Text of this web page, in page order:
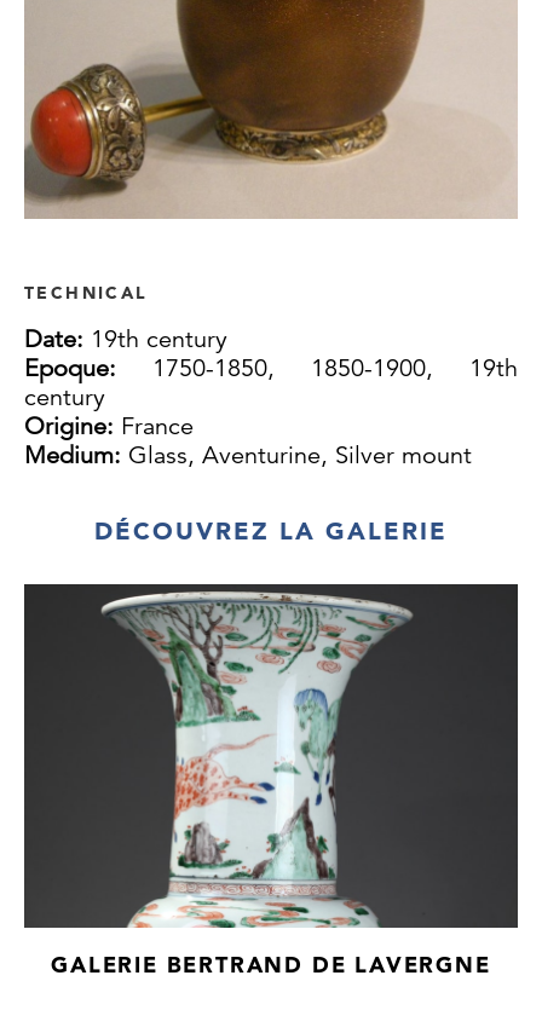
TECHNICAL
Date: 19th century
Epoque: 1750-1850, 1850-1900, 19th
century
Origine: France
Medium: Glass, Aventurine, Silver mount
DÉCOUVREZ LA GALERIE
GALERIE BERTRAND DE LAVERGNE